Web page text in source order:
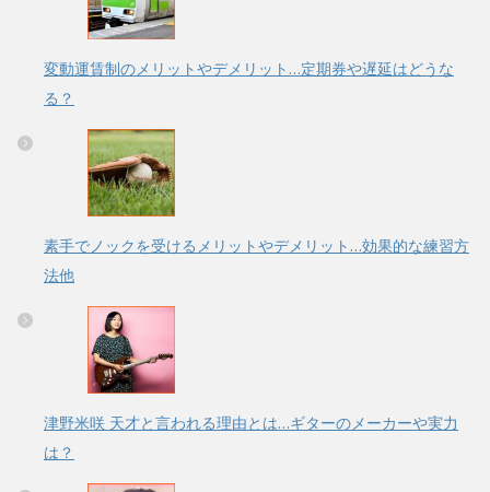
変動運賃制のメリットやデメリット…定期券や遅延はどうな
る？
素手でノックを受けるメリットやデメリット…効果的な練習方
法他
津野米咲 天才と言われる理由とは…ギターのメーカーや実力
は？